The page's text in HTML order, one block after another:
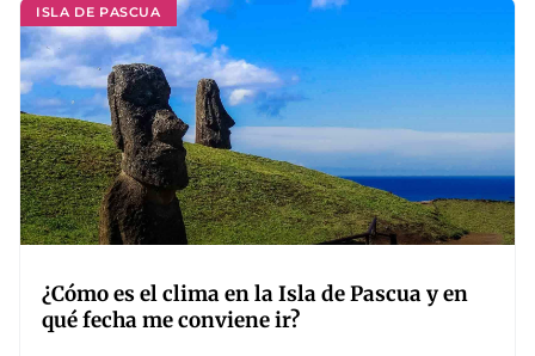
ISLA DE PASCUA
¿Cómo es el clima en la Isla de Pascua y en
qué fecha me conviene ir?